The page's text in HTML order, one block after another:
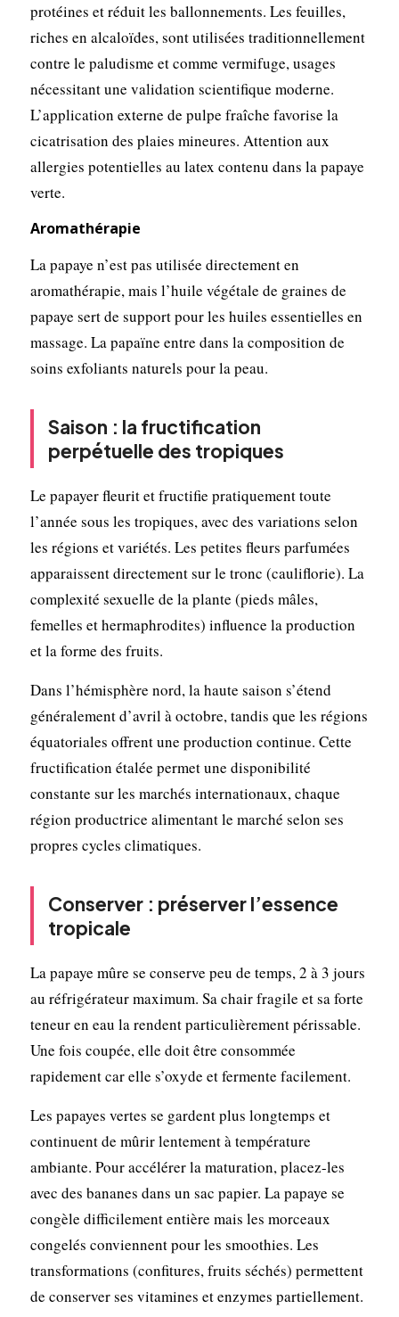
protéines et réduit les ballonnements. Les feuilles,
riches en alcaloïdes, sont utilisées traditionnellement
contre le paludisme et comme vermifuge, usages
nécessitant une validation scientifique moderne.
L’application externe de pulpe fraîche favorise la
cicatrisation des plaies mineures. Attention aux
allergies potentielles au latex contenu dans la papaye
verte.
Aromathérapie
La papaye n’est pas utilisée directement en
aromathérapie, mais l’huile végétale de graines de
papaye sert de support pour les huiles essentielles en
massage. La papaïne entre dans la composition de
soins exfoliants naturels pour la peau.
Saison : la fructification
perpétuelle des tropiques
Le papayer fleurit et fructifie pratiquement toute
l’année sous les tropiques, avec des variations selon
les régions et variétés. Les petites fleurs parfumées
apparaissent directement sur le tronc (cauliflorie). La
complexité sexuelle de la plante (pieds mâles,
femelles et hermaphrodites) influence la production
et la forme des fruits.
Dans l’hémisphère nord, la haute saison s’étend
généralement d’avril à octobre, tandis que les régions
équatoriales offrent une production continue. Cette
fructification étalée permet une disponibilité
constante sur les marchés internationaux, chaque
région productrice alimentant le marché selon ses
propres cycles climatiques.
Conserver : préserver l’essence
tropicale
La papaye mûre se conserve peu de temps, 2 à 3 jours
au réfrigérateur maximum. Sa chair fragile et sa forte
teneur en eau la rendent particulièrement périssable.
Une fois coupée, elle doit être consommée
rapidement car elle s’oxyde et fermente facilement.
Les papayes vertes se gardent plus longtemps et
continuent de mûrir lentement à température
ambiante. Pour accélérer la maturation, placez-les
avec des bananes dans un sac papier. La papaye se
congèle difficilement entière mais les morceaux
congelés conviennent pour les smoothies. Les
transformations (confitures, fruits séchés) permettent
de conserver ses vitamines et enzymes partiellement.